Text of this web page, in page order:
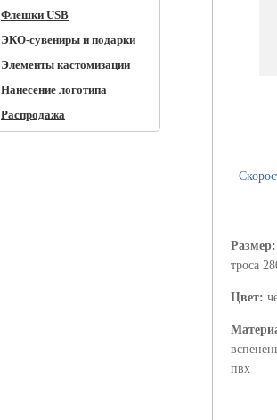
Флешки USB
ЭКО-сувениры и подарки
Элементы кастомизации
Нанесение логотипа
Распродажа
троса
Цвет:
пвх